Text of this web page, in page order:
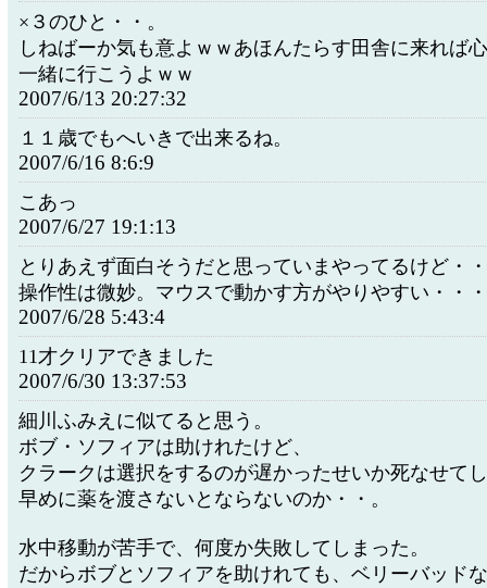
×３のひと・・。
しねばーか気も意よｗｗあほんたらす田舎に来れば
一緒に行こうよｗｗ
2007/6/13 20:27:32
１１歳でもへいきで出来るね。
2007/6/16 8:6:9
こあっ
2007/6/27 19:1:13
とりあえず面白そうだと思っていまやってるけど・
操作性は微妙。マウスで動かす方がやりやすい・・・
2007/6/28 5:43:4
11才クリアできました
2007/6/30 13:37:53
細川ふみえに似てると思う。
ボブ・ソフィアは助けれたけど、
クラークは選択をするのが遅かったせいか死なせて
早めに薬を渡さないとならないのか・・。
水中移動が苦手で、何度か失敗してしまった。
だからボブとソフィアを助けれても、ベリーバッド